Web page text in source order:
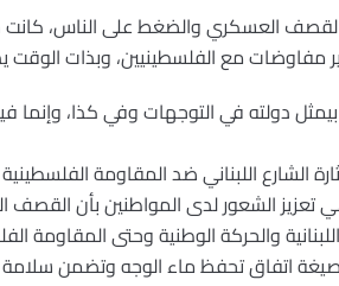
العسكري والضغط على الناس،
مع الفلسطينيين، وبذات الوقت
دولته في التوجهات وفي كذا، وإنما
اللبناني ضد المقاومة الفلسطينية
تعزيز الشعور لدى المواطنين بأن
والحركة الوطنية وحتى المقاومة
صيغة اتفاق تحفظ ماء الوجه وتضمن